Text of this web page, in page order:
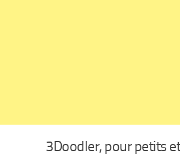
3Doodler, pour petits